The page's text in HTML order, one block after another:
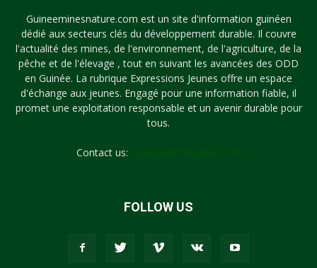
Guineeminesnature.com est un site d'information guinéen
dédié aux secteurs clés du développement durable. Il couvre
l'actualité des mines, de l'environnement, de l'agriculture, de la
pêche et de l'élevage , tout en suivant les avancées des ODD
en Guinée. La rubrique Expressions Jeunes offre un espace
d'échange aux jeunes. Engagé pour une information fiable, il
promet une exploitation responsable et un avenir durable pour
tous.
Contact us:
FOLLOW US